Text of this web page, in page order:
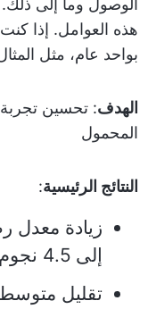
هذه العوامل. إذا
بواحد عام، مثل
الهدف: تحسين
المحمول
النتائج الرئيسية:
إلى 4.5 نجوم
تقليل متوسط